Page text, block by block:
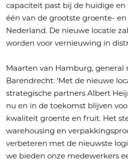
capaciteit past bij de huidige
één van de grootste groente-
Nederland. De nieuwe locatie
worden voor vernieuwing in
Maarten van Hamburg, general
Barendrecht: ‘Met de nieuwe
strategische partners Albert
nu en in de toekomst blijven
kwaliteit groente en fruit. Het
warehousing en
verbeteren met de nieuwste
we bieden onze medewerkers